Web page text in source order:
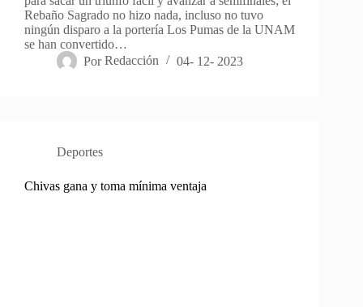
Rebaño Sagrado no hizo nada, incluso no tuvo
ningún disparo a la portería Los Pumas de la UNAM
se han convertido…
Por Redacción 04- 12- 2023
Deportes
Chivas gana y toma mínima ventaja